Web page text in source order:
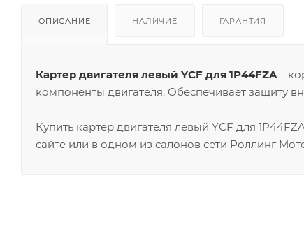
ОПИСАНИЕ НАЛИЧИЕ ГАРАНТИЯ
Картер двигателя левый YCF для 1P44FZA–
компоненты двигателя. Обеспечивает защиту
Купить картер двигателя левый YCF для
сайте или в одном из салонов сети Роллинг